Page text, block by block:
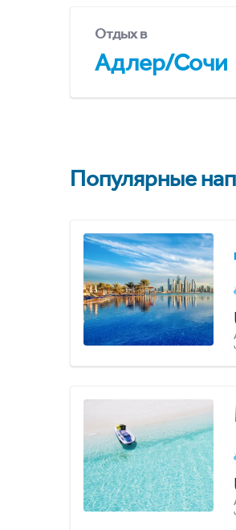
Отдых в
Адлер/Сочи
Популярные